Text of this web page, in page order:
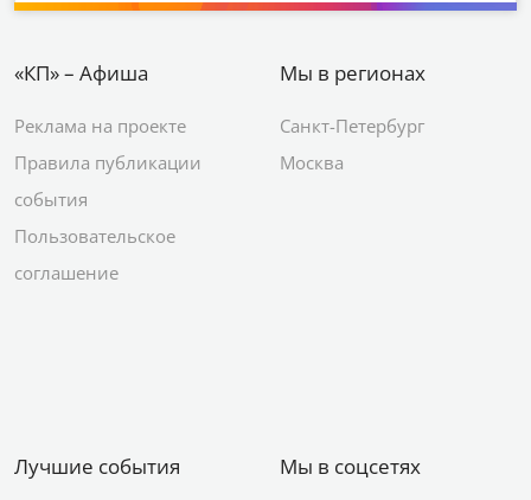
«КП» – Афиша
Реклама на проекте
Правила публикации
события
Пользовательское
соглашение
Мы в регионах
Санкт-Петербург
Москва
Лучшие события Мы в соцсетях